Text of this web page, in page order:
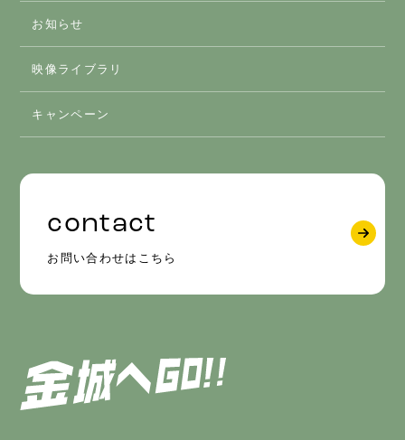
体験
グルメ
お知らせ
映像ライブラリ
キャンペーン
contact
お問い合わせはこちら